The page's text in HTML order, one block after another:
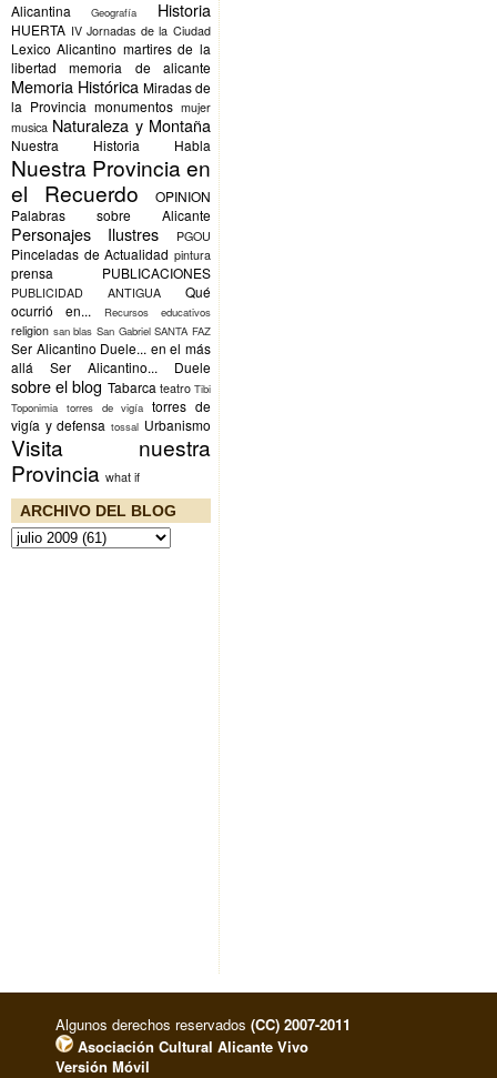
Alicantina Geografía Historia
HUERTA IV Jornadas de la Ciudad
Lexico Alicantino martires de la
libertad
memoria de alicante
Memoria Histórica Miradas de
la Provincia monumentos mujer
musica Naturaleza y Montaña
Nuestra Historia Habla
Nuestra Provincia en
el Recuerdo
OPINION
Palabras sobre Alicante
Personajes Ilustres PGOU
Pinceladas de Actualidad pintura
prensa PUBLICACIONES
PUBLICIDAD ANTIGUA
Qué
ocurrió en...
Recursos educativos
religion san blas San Gabriel SANTA FAZ
Ser Alicantino Duele... en el más
allá
Ser Alicantino... Duele
sobre el blog Tabarca teatro Tibi
Toponimia torres de vigía torres de
vigía y defensa tossal Urbanismo
Visita nuestra
Provincia what if
ARCHIVO DEL BLOG
Algunos derechos reservados (CC) 2007-2011
Asociación Cultural Alicante Vivo
Versión Móvil